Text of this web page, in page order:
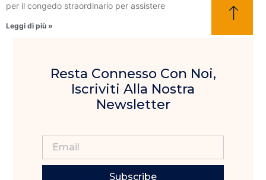
per il congedo straordinario per assistere
Leggi di più »
Resta Connesso Con Noi,
Iscriviti Alla Nostra
Newsletter
Subscribe